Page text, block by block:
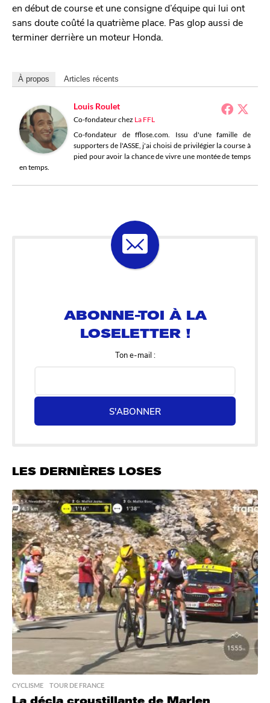
en début de course et une consigne d’équipe qui lui ont
sans doute coûté la quatrième place. Pas glop aussi de
terminer derrière un moteur Honda.
À propos Articles récents
Louis Roulet
Co-fondateurchez La FFL
Co-fondateur de fflose.com. Issu d'une famille de
supporters de l'ASSE, j'ai choisi de privilégier la course à
pied pour avoir la chance de vivre une montée de temps
en temps.
Ton e-mail :
S'ABONNER
LES DERNIÈRES LOSES
CYCLISME ,TOUR DE FRANCE